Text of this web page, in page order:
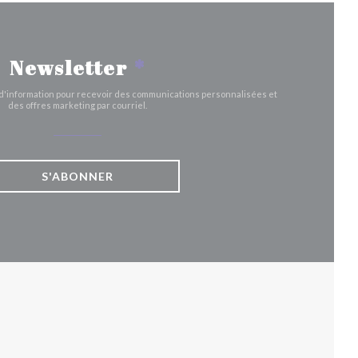
Newsletter *
pour recevoir des communications personnalisées et
des offres marketing par courriel.
S'ABONNER
FENÊTRE))